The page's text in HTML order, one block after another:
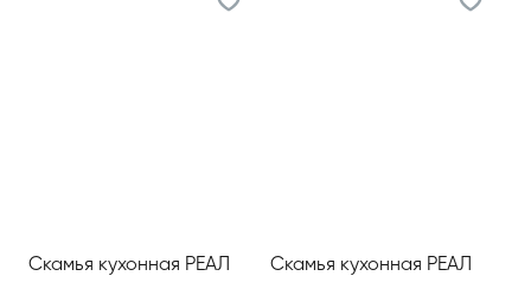
Скамья кухонная РЕАЛ Скамья кухонная РЕАЛ